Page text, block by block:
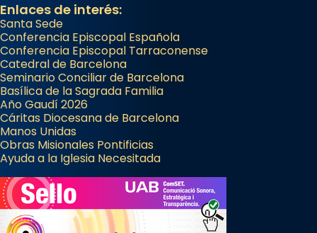
Enlaces de interés:
Santa Sede
Conferencia Episcopal Española
Conferencia Episcopal Tarraconense
Catedral de Barcelona
Seminario Conciliar de Barcelona
Basílica de la Sagrada Familia
Año Gaudí 2026
Cáritas Diocesana de Barcelona
Manos Unidas
Obras Misionales Pontificias
Ayuda a la Iglesia Necesitada